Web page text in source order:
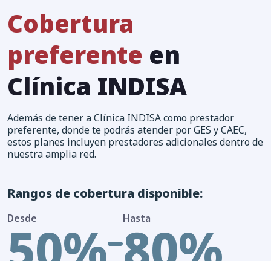
Cobertura
preferente en
Clínica INDISA
Además de tener a Clínica INDISA como prestador
preferente, donde te podrás atender por GES y CAEC,
estos planes incluyen prestadores adicionales dentro de
nuestra amplia red.
Rangos de cobertura disponible:
Desde Hasta